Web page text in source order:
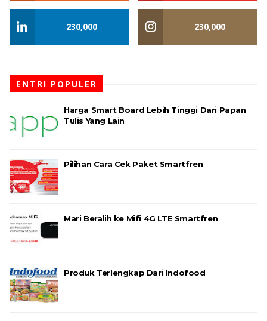
230,000 230,000
ENTRI POPULER
Harga Smart Board Lebih Tinggi Dari Papan
Tulis Yang Lain
Pilihan Cara Cek Paket Smartfren
Mari Beralih ke Mifi 4G LTE Smartfren
Produk Terlengkap Dari Indofood